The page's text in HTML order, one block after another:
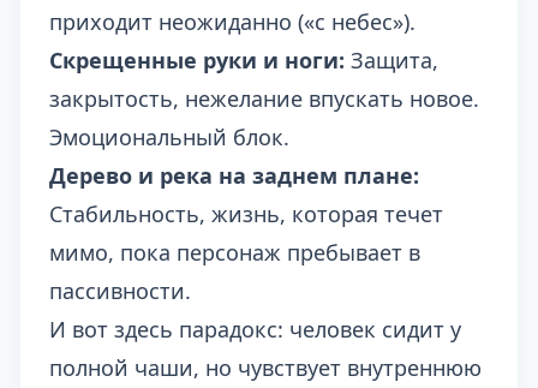
приходит неожиданно («с небес»).
Скрещенные руки и ноги: Защита,
закрытость, нежелание впускать новое.
Эмоциональный блок.
Дерево и река на заднем плане:
Стабильность, жизнь, которая течет
мимо, пока персонаж пребывает в
пассивности.
И вот здесь парадокс: человек сидит у
полной чаши, но чувствует внутреннюю